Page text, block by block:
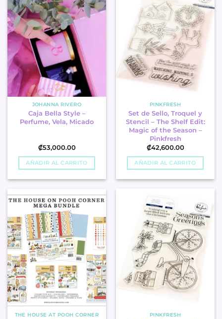
JOHANNA RIVERO
Caja Bella Style –
Perfume, Vela, Micado
₡53,000.00
AÑADIR AL CARRITO
PINKFRESH
Set de Sello, Troquel y
Stencil – The Shelf Edit:
Magic of the Season –
Pinkfresh
₡42,600.00
AÑADIR AL CARRITO
THE HOUSE AT POOH CORNER PINKFRESH